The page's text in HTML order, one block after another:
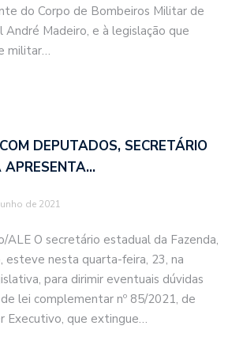
do Corpo de Bombeiros Militar de
André Madeiro, e à legislação que
militar…
DEPUTADOS, SECRETÁRIO
de 2021
ALE O secretário estadual da Fazenda,
esteve nesta quarta-feira, 23, na
para dirimir eventuais dúvidas
lei complementar nº 85/2021, de
Executivo, que extingue…